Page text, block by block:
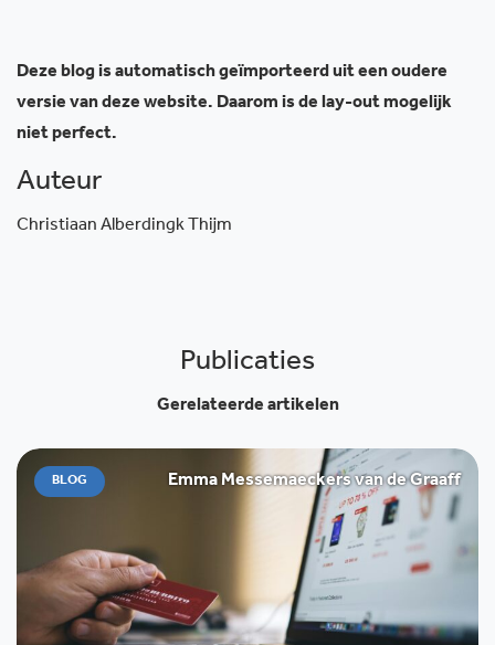
Deze blog is automatisch geïmporteerd uit een oudere
versie van deze website. Daarom is de lay-out mogelijk
niet perfect.
Auteur
Christiaan Alberdingk Thijm
Publicaties
Gerelateerde artikelen
BLOG Emma Messemaeckers van de Graaff